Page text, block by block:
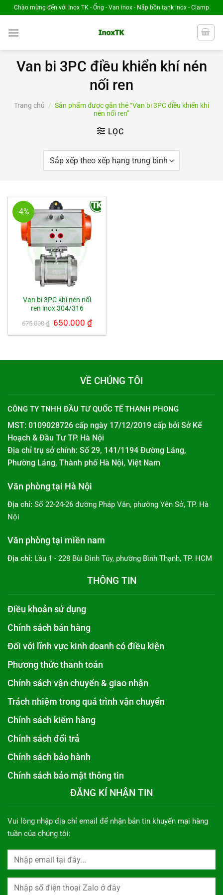
Chuyển
đến
nội
Chào mừng đến với Inox TK - Ống - Van inox - Nắp bồn tank inox - Clamp
Van bi 3PC điều khiển khí nén
nối ren
Trang chủ / Sản phẩm được gắn thẻ “Van bi 3PC điều khiển khí
nén nối ren”
LỌC
-4%
Van bi 3PC khí nén nối
ren inox 304/316
675.000₫ Giá
gốc
là:
650.000 ₫Giá
hiện
tại
VỀ CHÚNG TÔI
CÔNG TY TNHH ĐẦU TƯ QUỐC TẾ THANH PHONG
MST: 0109028726 cấp ngày 17/12/2019 cấp bởi Sở Kế
Hoạch & Đầu Tư TP. Hà Nội
Địa chỉ trụ sở chính: Số 29, 141/1194 Đường Láng,
Phường Láng, Thành phố Hà Nội, Việt Nam
Văn phòng tại Hà Nội
Địa chỉ: Số 22-24-26 đường Pháp Vân, phường Yên Sở, TP. Hà
Nội
Văn phòng tại miền nam
Địa chỉ: Lầu 1 - 228 Bùi Đình Túy, phường Bình Thạnh, TP. HCM
THÔNG TIN
Điều khoản sử dụng
Chính sách bán hàng
Đối với lĩnh vực kinh doanh có điều kiện
Phương thức thanh toán
Chính sách vận chuyển & giao nhận
Trách nhiệm trong quá trình vận chuyển
Chính sách kiểm hàng
Chính sách đổi trả
Chính sách bảo hành
Chính sách bảo mật thông tin
ĐĂNG KÍ NHẬN TIN
Vui lòng nhập địa chỉ email để nhận bản tin khuyến mại hàng
tuần của chúng tôi: